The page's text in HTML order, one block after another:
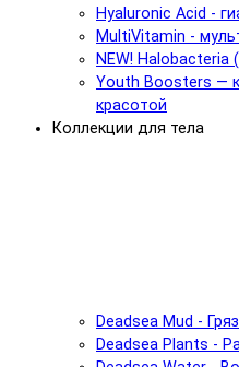
Hyaluronic Acid -
MultiVitamin -
NEW! Halobacteria
Youth Boosters —
красотой
Коллекции для тела
Deadsea Mud -
Deadsea Plants -